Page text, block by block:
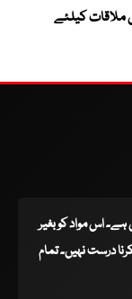
ملاقات کیلئے
ہے۔ اس مواد کو بغیر
درست نہیں۔ تمام